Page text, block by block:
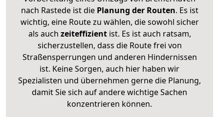
nach Rastede ist diePlanung der Routen. Es ist
wichtig, eine Route zu wählen, die sowohl sicher
als auch zeiteffizientist. Es ist auch ratsam,
sicherzustellen, dass die Route frei von
Straßensperrungen und anderen Hindernissen
ist. Keine Sorgen, auch hier haben wir
Spezialisten und übernehmen gerne die Planung,
damit Sie sich auf andere wichtige Sachen
konzentrieren können.